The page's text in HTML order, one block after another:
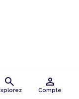
search person
Compte